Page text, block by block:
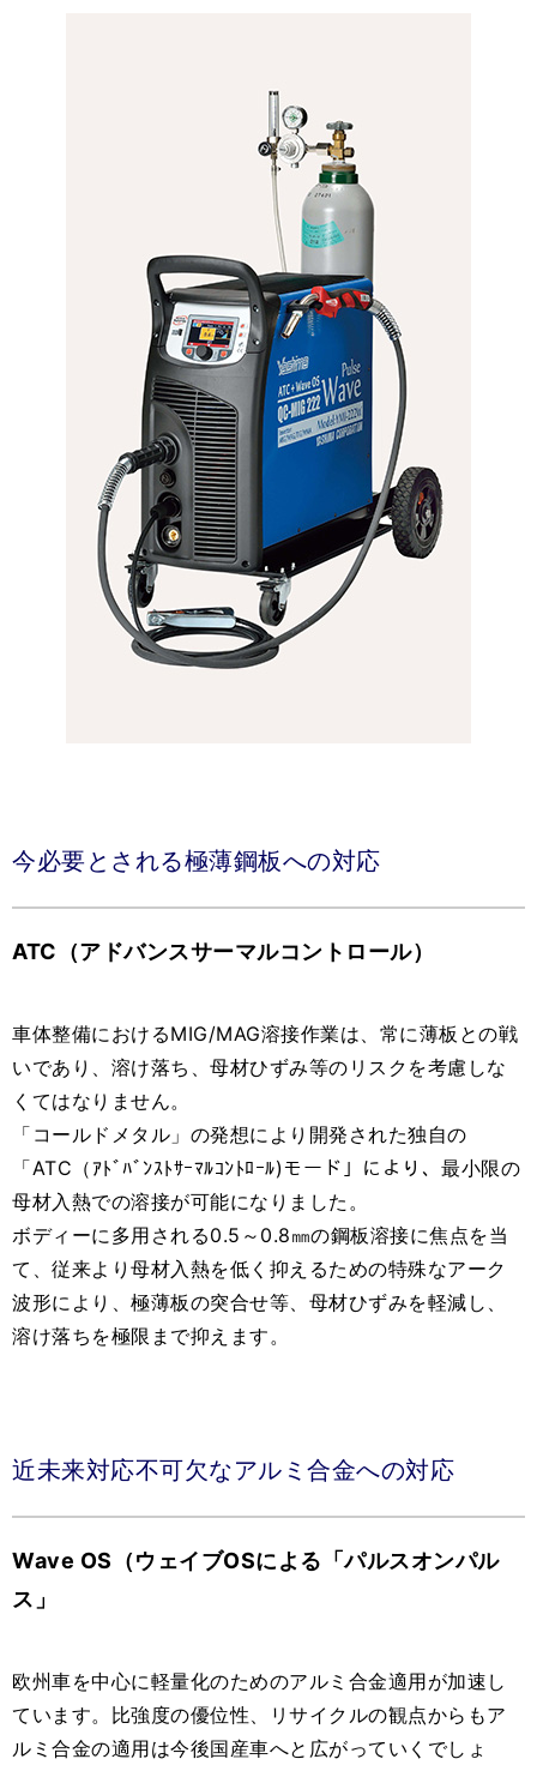
今必要とされる極薄鋼板への対応
ATC（アドバンスサーマルコントロール）
車体整備におけるMIG/MAG溶接作業は、常に薄板との戦
いであり、溶け落ち、母材ひずみ等のリスクを考慮しな
くてはなりません。
「コールドメタル」の発想により開発された独自の
「ATC（ｱﾄﾞﾊﾞﾝｽﾄｻｰﾏﾙｺﾝﾄﾛｰﾙ)モード」により、最小限の
母材入熱での溶接が可能になりました。
ボディーに多用される0.5～0.8㎜の鋼板溶接に焦点を当
て、従来より母材入熱を低く抑えるための特殊なアーク
波形により、極薄板の突合せ等、母材ひずみを軽減し、
溶け落ちを極限まで抑えます。
近未来対応不可欠なアルミ合金への対応
Wave OS（ウェイブOSによる「パルスオンパル
ス」
欧州車を中心に軽量化のためのアルミ合金適用が加速し
ています。比強度の優位性、リサイクルの観点からもア
ルミ合金の適用は今後国産車へと広がっていくでしょ